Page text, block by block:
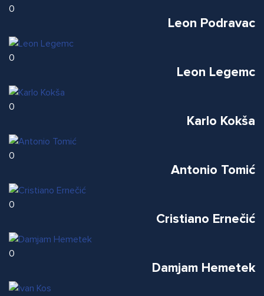
0
Leon Podravac
0
Leon Legemc
0
Karlo Kokša
0
Antonio Tomić
0
Cristiano Ernečić
0
Damjam Hemetek